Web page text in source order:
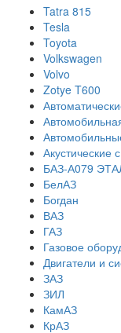
Tatra 815
Tesla
Toyota
Volkswagen
Volvo
Zotye T600
Акустические
БАЗ-А079
БелАЗ
Богдан
ВАЗ
ГАЗ
Газовое
Двигатели и
ЗАЗ
ЗИЛ
КамАЗ
КрАЗ